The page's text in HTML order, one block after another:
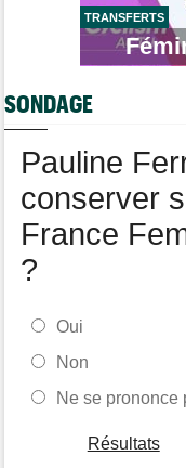
Tour de Burgos
Matthew Brennan :
Matthew Brennan a
Lorena Wiebes :
TRANSFERTS
SONDAGE
Pauline
conserver
France
?
Oui
Non
Ne se prononce
Résultats